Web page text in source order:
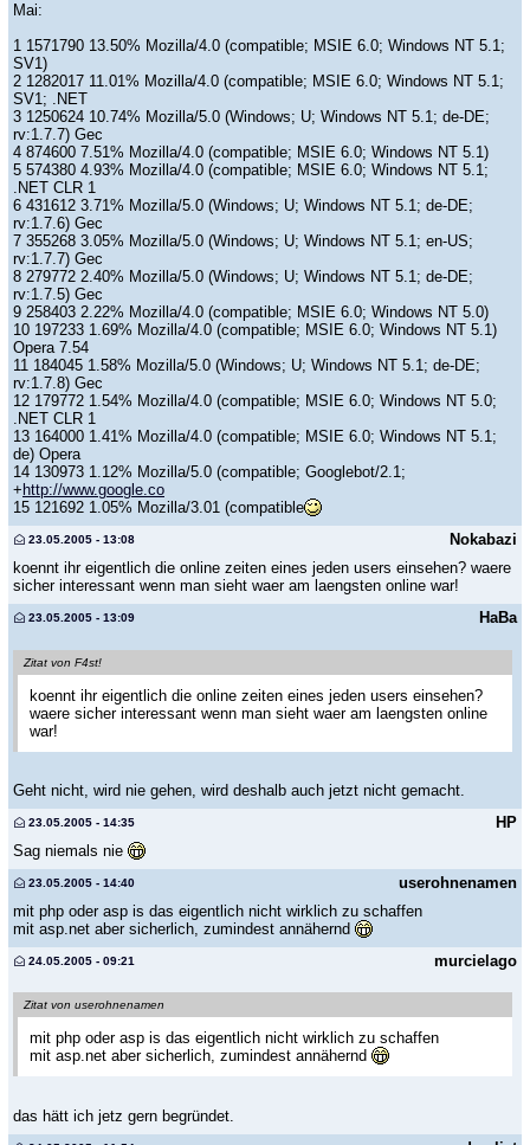
Mai:
1 1571790 13.50% Mozilla/4.0 (compatible; MSIE 6.0; Windows NT 5.1;
SV1)
2 1282017 11.01% Mozilla/4.0 (compatible; MSIE 6.0; Windows NT 5.1;
SV1; .NET
3 1250624 10.74% Mozilla/5.0 (Windows; U; Windows NT 5.1; de-DE;
rv:1.7.7) Gec
4 874600 7.51% Mozilla/4.0 (compatible; MSIE 6.0; Windows NT 5.1)
5 574380 4.93% Mozilla/4.0 (compatible; MSIE 6.0; Windows NT 5.1;
.NET CLR 1
6 431612 3.71% Mozilla/5.0 (Windows; U; Windows NT 5.1; de-DE;
rv:1.7.6) Gec
7 355268 3.05% Mozilla/5.0 (Windows; U; Windows NT 5.1; en-US;
rv:1.7.7) Gec
8 279772 2.40% Mozilla/5.0 (Windows; U; Windows NT 5.1; de-DE;
rv:1.7.5) Gec
9 258403 2.22% Mozilla/4.0 (compatible; MSIE 6.0; Windows NT 5.0)
10 197233 1.69% Mozilla/4.0 (compatible; MSIE 6.0; Windows NT 5.1)
Opera 7.54
11 184045 1.58% Mozilla/5.0 (Windows; U; Windows NT 5.1; de-DE;
rv:1.7.8) Gec
12 179772 1.54% Mozilla/4.0 (compatible; MSIE 6.0; Windows NT 5.0;
.NET CLR 1
13 164000 1.41% Mozilla/4.0 (compatible; MSIE 6.0; Windows NT 5.1;
de) Opera
14 130973 1.12% Mozilla/5.0 (compatible; Googlebot/2.1;
+ http://www.google.co
15 121692 1.05% Mozilla/3.01 (compatible
Nokabazi
23.05.2005 - 13:08
koennt ihr eigentlich die online zeiten eines jeden users einsehen? waere
sicher interessant wenn man sieht waer am laengsten online war!
HaBa
23.05.2005 - 13:09
Zitat von F4st!
koennt ihr eigentlich die online zeiten eines jeden users einsehen?
waere sicher interessant wenn man sieht waer am laengsten online
war!
Geht nicht, wird nie gehen, wird deshalb auch jetzt nicht gemacht.
HP
23.05.2005 - 14:35
Sag niemals nie
userohnenamen
23.05.2005 - 14:40
mit php oder asp is das eigentlich nicht wirklich zu schaffen
mit asp.net aber sicherlich, zumindest annähernd
murcielago
24.05.2005 - 09:21
Zitat von userohnenamen
mit php oder asp is das eigentlich nicht wirklich zu schaffen
mit asp.net aber sicherlich, zumindest annähernd
das hätt ich jetz gern begründet.